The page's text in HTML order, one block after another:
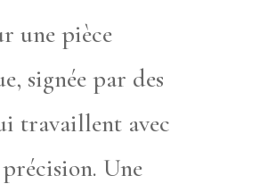
une pièce
signée par des
travaillent avec
Une